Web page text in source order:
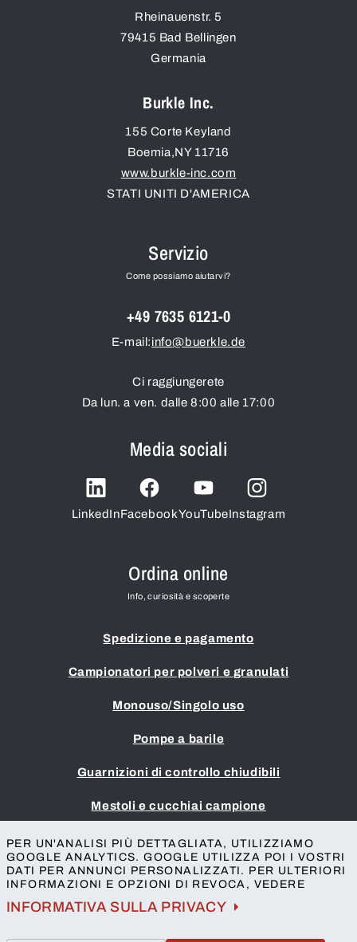
Rheinauenstr. 5
79415 Bad Bellingen
Germania
Burkle Inc.
155 Corte Keyland
Boemia,NY 11716
www.burkle-inc.com
STATI UNITI D'AMERICA
Servizio
Come possiamo aiutarvi?
+49 7635 6121-0
E-mail:info@buerkle.de
Ci raggiungerete
Da lun. a ven. dalle 8:00 alle 17:00
Media sociali
LinkedInFacebookYouTubeInstagram
Ordina online
Info, curiosità e scoperte
Spedizione e pagamento
Campionatori per polveri e granulati
Monouso/Singolo uso
Pompe a barile
Guarnizioni di controllo chiudibili
Mestoli e cucchiai campione
Impronta
Termini e condizioni
Protezione della privacy
Contatto
PER UN'ANALISI PIÙ DETTAGLIATA, UTILIZZIAMO
GOOGLE ANALYTICS. GOOGLE UTILIZZA POI I VOSTRI
DATI PER ANNUNCI PERSONALIZZATI. PER ULTERIORI
INFORMAZIONI E OPZIONI DI REVOCA, VEDERE
INFORMATIVA SULLA PRIVACY